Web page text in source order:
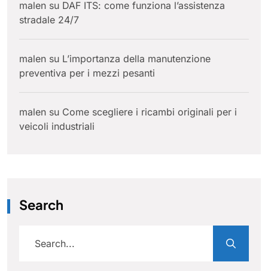
malen su DAF ITS: come funziona l’assistenza
stradale 24/7
malen su L’importanza della manutenzione
preventiva per i mezzi pesanti
malen su Come scegliere i ricambi originali per i
veicoli industriali
Search